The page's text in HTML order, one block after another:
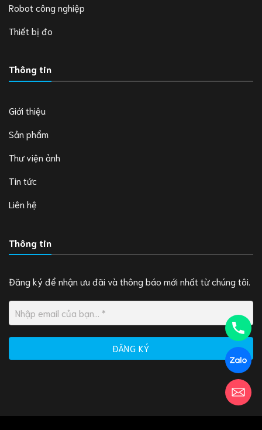
Robot công nghiệp
Thiết bị đo
Thông tin
Giới thiệu
Sản phẩm
Thư viện ảnh
Tin tức
Liên hệ
Thông tin
Đăng ký để nhận ưu đãi và thông báo mới nhất từ chúng tôi.